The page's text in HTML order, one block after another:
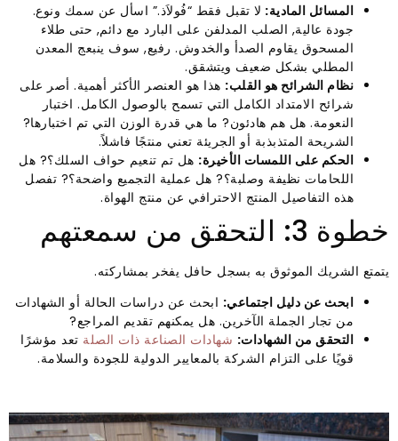
المسائل المادية: لا تقبل فقط “فُولاَذ.” اسأل عن سمك ونوع.
جودة عالية, الصلب المدلفن على البارد مع دائم, حتى طلاء
المسحوق يقاوم الصدأ والخدوش. رفيع, سوف ينبعج المعدن
المطلي بشكل ضعيف ويتشقق.
نظام الشرائح هو القلب: هذا هو العنصر الأكثر أهمية. أصر على
شرائح الامتداد الكامل التي تسمح بالوصول الكامل. اختبار
النعومة. هل هم هادئون? ما هي قدرة الوزن التي تم اختبارها?
الشريحة المتذبذبة أو الجريئة تعني منتجًا فاشلاً.
الحكم على اللمسات الأخيرة: هل تم تنعيم حواف السلك؟? هل
اللحامات نظيفة وصلبة؟? هل عملية التجميع واضحة؟? تفصل
هذه التفاصيل المنتج الاحترافي عن منتج الهواة.
خطوة 3: التحقق من سمعتهم
يتمتع الشريك الموثوق به بسجل حافل يفخر بمشاركته.
ابحث عن دليل اجتماعي: ابحث عن دراسات الحالة أو الشهادات
من تجار الجملة الآخرين. هل يمكنهم تقديم المراجع?
التحقق من الشهادات: شهادات الصناعة ذات الصلة تعد مؤشرًا
قويًا على التزام الشركة بالمعايير الدولية للجودة والسلامة.